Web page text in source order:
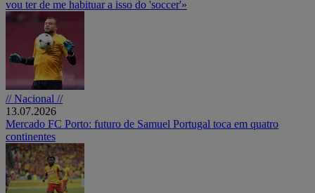
vou ter de me habituar a isso do 'soccer'»
// Nacional //
13.07.2026
Mercado FC Porto: futuro de Samuel Portugal toca em quatro
continentes